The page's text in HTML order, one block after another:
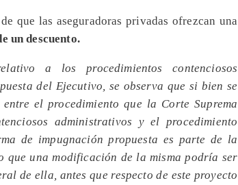
que las aseguradoras privadas ofrezcan una
un descuento.
a los procedimientos contenciosos
del Ejecutivo, se observa que si bien se
el procedimiento que la Corte Suprema
administrativos y el procedimiento
de impugnación propuesta es parte de la
una modificación de la misma podría ser
de ella, antes que respecto de este proyecto